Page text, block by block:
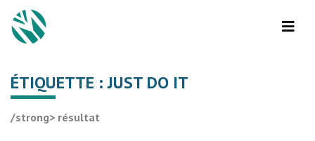
ÉTIQUETTE :JUST DO IT
/strong> résultat